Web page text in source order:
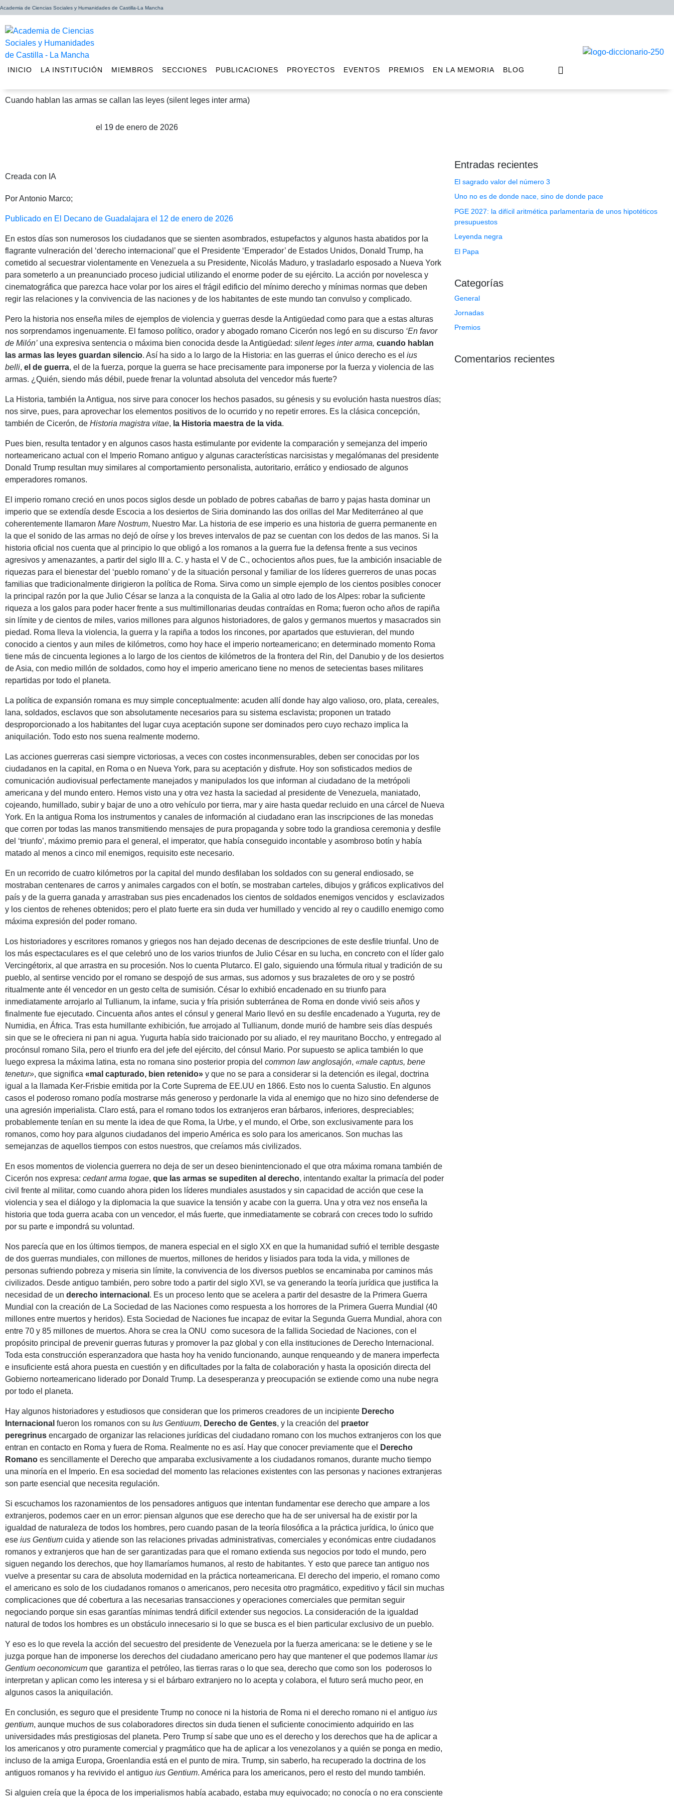
Academia de Ciencias Sociales y Humanidades de Castilla-La Mancha
INICIO LA INSTITUCIÓN MIEMBROS SECCIONES PUBLICACIONES PROYECTOS EVENTOS PREMIOS EN LA MEMORIA BLOG
Cuando hablan las armas se callan las leyes (silent leges inter arma)
el 19 de enero de 2026
Creada con IA
Por Antonio Marco;
Publicado en El Decano de Guadalajara el 12 de enero de 2026
En estos días son numerosos los ciudadanos que se sienten asombrados, estupefactos y algunos hasta abatidos por la
flagrante vulneración del ‘derecho internacional’ que el Presidente ‘Emperador’ de Estados Unidos, Donald Trump, ha
cometido al secuestrar violentamente en Venezuela a su Presidente, Nicolás Maduro, y trasladarlo esposado a Nueva York
para someterlo a un preanunciado proceso judicial utilizando el enorme poder de su ejército. La acción por novelesca y
cinematográfica que parezca hace volar por los aires el frágil edificio del mínimo derecho y mínimas normas que deben
regir las relaciones y la convivencia de las naciones y de los habitantes de este mundo tan convulso y complicado.
Pero la historia nos enseña miles de ejemplos de violencia y guerras desde la Antigüedad como para que a estas alturas
nos sorprendamos ingenuamente. El famoso político, orador y abogado romano Cicerón nos legó en su discurso ‘En favor
de Milón’ una expresiva sentencia o máxima bien conocida desde la Antigüedad: silent leges inter arma, cuando hablan
las armas las leyes guardan silencio. Así ha sido a lo largo de la Historia: en las guerras el único derecho es el ius
belli, el de guerra, el de la fuerza, porque la guerra se hace precisamente para imponerse por la fuerza y violencia de las
armas. ¿Quién, siendo más débil, puede frenar la voluntad absoluta del vencedor más fuerte?
La Historia, también la Antigua, nos sirve para conocer los hechos pasados, su génesis y su evolución hasta nuestros días;
nos sirve, pues, para aprovechar los elementos positivos de lo ocurrido y no repetir errores. Es la clásica concepción,
también de Cicerón, de Historia magistra vitae, la Historia maestra de la vida.
Pues bien, resulta tentador y en algunos casos hasta estimulante por evidente la comparación y semejanza del imperio
norteamericano actual con el Imperio Romano antiguo y algunas características narcisistas y megalómanas del presidente
Donald Trump resultan muy similares al comportamiento personalista, autoritario, errático y endiosado de algunos
emperadores romanos.
El imperio romano creció en unos pocos siglos desde un poblado de pobres cabañas de barro y pajas hasta dominar un
imperio que se extendía desde Escocia a los desiertos de Siria dominando las dos orillas del Mar Mediterráneo al que
coherentemente llamaron Mare Nostrum, Nuestro Mar. La historia de ese imperio es una historia de guerra permanente en
la que el sonido de las armas no dejó de oírse y los breves intervalos de paz se cuentan con los dedos de las manos. Si la
historia oficial nos cuenta que al principio lo que obligó a los romanos a la guerra fue la defensa frente a sus vecinos
agresivos y amenazantes, a partir del siglo III a. C. y hasta el V de C., ochocientos años pues, fue la ambición insaciable de
riquezas para el bienestar del ‘pueblo romano’ y de la situación personal y familiar de los líderes guerreros de unas pocas
familias que tradicionalmente dirigieron la política de Roma. Sirva como un simple ejemplo de los cientos posibles conocer
la principal razón por la que Julio César se lanza a la conquista de la Galia al otro lado de los Alpes: robar la suficiente
riqueza a los galos para poder hacer frente a sus multimillonarias deudas contraídas en Roma; fueron ocho años de rapiña
sin límite y de cientos de miles, varios millones para algunos historiadores, de galos y germanos muertos y masacrados sin
piedad. Roma lleva la violencia, la guerra y la rapiña a todos los rincones, por apartados que estuvieran, del mundo
conocido a cientos y aun miles de kilómetros, como hoy hace el imperio norteamericano; en determinado momento Roma
tiene más de cincuenta legiones a lo largo de los cientos de kilómetros de la frontera del Rin, del Danubio y de los desiertos
de Asia, con medio millón de soldados, como hoy el imperio americano tiene no menos de setecientas bases militares
repartidas por todo el planeta.
La política de expansión romana es muy simple conceptualmente: acuden allí donde hay algo valioso, oro, plata, cereales,
lana, soldados, esclavos que son absolutamente necesarios para su sistema esclavista; proponen un tratado
desproporcionado a los habitantes del lugar cuya aceptación supone ser dominados pero cuyo rechazo implica la
aniquilación. Todo esto nos suena realmente moderno.
Las acciones guerreras casi siempre victoriosas, a veces con costes inconmensurables, deben ser conocidas por los
ciudadanos en la capital, en Roma o en Nueva York, para su aceptación y disfrute. Hoy son sofisticados medios de
comunicación audiovisual perfectamente manejados y manipulados los que informan al ciudadano de la metrópoli
americana y del mundo entero. Hemos visto una y otra vez hasta la saciedad al presidente de Venezuela, maniatado,
cojeando, humillado, subir y bajar de uno a otro vehículo por tierra, mar y aire hasta quedar recluido en una cárcel de Nueva
York. En la antigua Roma los instrumentos y canales de información al ciudadano eran las inscripciones de las monedas
que corren por todas las manos transmitiendo mensajes de pura propaganda y sobre todo la grandiosa ceremonia y desfile
del ‘triunfo’, máximo premio para el general, el imperator, que había conseguido incontable y asombroso botín y había
matado al menos a cinco mil enemigos, requisito este necesario.
En un recorrido de cuatro kilómetros por la capital del mundo desfilaban los soldados con su general endiosado, se
mostraban centenares de carros y animales cargados con el botín, se mostraban carteles, dibujos y gráficos explicativos del
país y de la guerra ganada y arrastraban sus pies encadenados los cientos de soldados enemigos vencidos y esclavizados
y los cientos de rehenes obtenidos; pero el plato fuerte era sin duda ver humillado y vencido al rey o caudillo enemigo como
máxima expresión del poder romano.
Los historiadores y escritores romanos y griegos nos han dejado decenas de descripciones de este desfile triunfal. Uno de
los más espectaculares es el que celebró uno de los varios triunfos de Julio César en su lucha, en concreto con el líder galo
Vercingétorix, al que arrastra en su procesión. Nos lo cuenta Plutarco. El galo, siguiendo una fórmula ritual y tradición de su
pueblo, al sentirse vencido por el romano se despojó de sus armas, sus adornos y sus brazaletes de oro y se postró
ritualmente ante él vencedor en un gesto celta de sumisión. César lo exhibió encadenado en su triunfo para
inmediatamente arrojarlo al Tullianum, la infame, sucia y fría prisión subterránea de Roma en donde vivió seis años y
finalmente fue ejecutado. Cincuenta años antes el cónsul y general Mario llevó en su desfile encadenado a Yugurta, rey de
Numidia, en África. Tras esta humillante exhibición, fue arrojado al Tullianum, donde murió de hambre seis días después
sin que se le ofreciera ni pan ni agua. Yugurta había sido traicionado por su aliado, el rey mauritano Boccho, y entregado al
procónsul romano Sila, pero el triunfo era del jefe del ejército, del cónsul Mario. Por supuesto se aplica también lo que
luego expresa la máxima latina, esta no romana sino posterior propia del common law anglosajón, «male captus, bene
tenetur», que significa «mal capturado, bien retenido» y que no se para a considerar si la detención es ilegal, doctrina
igual a la llamada Ker-Frisbie emitida por la Corte Suprema de EE.UU en 1866. Esto nos lo cuenta Salustio. En algunos
casos el poderoso romano podía mostrarse más generoso y perdonarle la vida al enemigo que no hizo sino defenderse de
una agresión imperialista. Claro está, para el romano todos los extranjeros eran bárbaros, inferiores, despreciables;
probablemente tenían en su mente la idea de que Roma, la Urbe, y el mundo, el Orbe, son exclusivamente para los
romanos, como hoy para algunos ciudadanos del imperio América es solo para los americanos. Son muchas las
semejanzas de aquellos tiempos con estos nuestros, que creíamos más civilizados.
En esos momentos de violencia guerrera no deja de ser un deseo bienintencionado el que otra máxima romana también de
Cicerón nos expresa: cedant arma togae, que las armas se supediten al derecho, intentando exaltar la primacía del poder
civil frente al militar, como cuando ahora piden los líderes mundiales asustados y sin capacidad de acción que cese la
violencia y sea el diálogo y la diplomacia la que suavice la tensión y acabe con la guerra. Una y otra vez nos enseña la
historia que toda guerra acaba con un vencedor, el más fuerte, que inmediatamente se cobrará con creces todo lo sufrido
por su parte e impondrá su voluntad.
Nos parecía que en los últimos tiempos, de manera especial en el siglo XX en que la humanidad sufrió el terrible desgaste
de dos guerras mundiales, con millones de muertos, millones de heridos y lisiados para toda la vida, y millones de
personas sufriendo pobreza y miseria sin límite, la convivencia de los diversos pueblos se encaminaba por caminos más
civilizados. Desde antiguo también, pero sobre todo a partir del siglo XVI, se va generando la teoría jurídica que justifica la
necesidad de un derecho internacional . Es un proceso lento que se acelera a partir del desastre de la Primera Guerra
Mundial con la creación de La Sociedad de las Naciones como respuesta a los horrores de la Primera Guerra Mundial (40
millones entre muertos y heridos). Esta Sociedad de Naciones fue incapaz de evitar la Segunda Guerra Mundial, ahora con
entre 70 y 85 millones de muertos. Ahora se crea la ONU como sucesora de la fallida Sociedad de Naciones, con el
propósito principal de prevenir guerras futuras y promover la paz global y con ella instituciones de Derecho Internacional.
Toda esta construcción esperanzadora que hasta hoy ha venido funcionando, aunque renqueando y de manera imperfecta
e insuficiente está ahora puesta en cuestión y en dificultades por la falta de colaboración y hasta la oposición directa del
Gobierno norteamericano liderado por Donald Trump. La desesperanza y preocupación se extiende como una nube negra
por todo el planeta.
Hay algunos historiadores y estudiosos que consideran que los primeros creadores de un incipiente Derecho
Internacional fueron los romanos con su Ius Gentiuum, Derecho de Gentes, y la creación del praetor
peregrinus encargado de organizar las relaciones jurídicas del ciudadano romano con los muchos extranjeros con los que
entran en contacto en Roma y fuera de Roma. Realmente no es así. Hay que conocer previamente que el
Derecho
Romano es sencillamente el Derecho que amparaba exclusivamente a los ciudadanos romanos, durante mucho tiempo
una minoría en el Imperio. En esa sociedad del momento las relaciones existentes con las personas y naciones extranjeras
son parte esencial que necesita regulación.
Si escuchamos los razonamientos de los pensadores antiguos que intentan fundamentar ese derecho que ampare a los
extranjeros, podemos caer en un error: piensan algunos que ese derecho que ha de ser universal ha de existir por la
igualdad de naturaleza de todos los hombres, pero cuando pasan de la teoría filosófica a la práctica jurídica, lo único que
ese ius Gentium cuida y atiende son las relaciones privadas administrativas, comerciales y económicas entre ciudadanos
romanos y extranjeros que han de ser garantizadas para que el romano extienda sus negocios por todo el mundo, pero
siguen negando los derechos, que hoy llamaríamos humanos, al resto de habitantes. Y esto que parece tan antiguo nos
vuelve a presentar su cara de absoluta modernidad en la práctica norteamericana. El derecho del imperio, el romano como
el americano es solo de los ciudadanos romanos o americanos, pero necesita otro pragmático, expeditivo y fácil sin muchas
complicaciones que dé cobertura a las necesarias transacciones y operaciones comerciales que permitan seguir
negociando porque sin esas garantías mínimas tendrá difícil extender sus negocios. La consideración de la igualdad
natural de todos los hombres es un obstáculo innecesario si lo que se busca es el bien particular exclusivo de un pueblo.
Y eso es lo que revela la acción del secuestro del presidente de Venezuela por la fuerza americana: se le detiene y se le
juzga porque han de imponerse los derechos del ciudadano americano pero hay que mantener el que podemos llamar ius
Gentium oeconomicum que garantiza el petróleo, las tierras raras o lo que sea, derecho que como son los poderosos lo
interpretan y aplican como les interesa y si el bárbaro extranjero no lo acepta y colabora, el futuro será mucho peor, en
algunos casos la aniquilación.
En conclusión, es seguro que el presidente Trump no conoce ni la historia de Roma ni el derecho romano ni el antiguo ius
gentium, aunque muchos de sus colaboradores directos sin duda tienen el suficiente conocimiento adquirido en las
universidades más prestigiosas del planeta. Pero Trump sí sabe que uno es el derecho y los derechos que ha de aplicar a
los americanos y otro puramente comercial y pragmático que ha de aplicar a los venezolanos y a quién se ponga en medio,
incluso de la amiga Europa, Groenlandia está en el punto de mira. Trump, sin saberlo, ha recuperado la doctrina de los
antiguos romanos y ha revivido el antiguo ius Gentium. América para los americanos, pero el resto del mundo también.
Si alguien creía que la época de los imperialismos había acabado, estaba muy equivocado; no conocía o no era consciente
Entradas recientes
El sagrado valor del número 3
Uno no es de donde nace, sino de donde pace
PGE 2027: la difícil aritmética parlamentaria de unos hipotéticos
presupuestos
Leyenda negra
El Papa
Categorías
General
Jornadas
Premios
Comentarios recientes